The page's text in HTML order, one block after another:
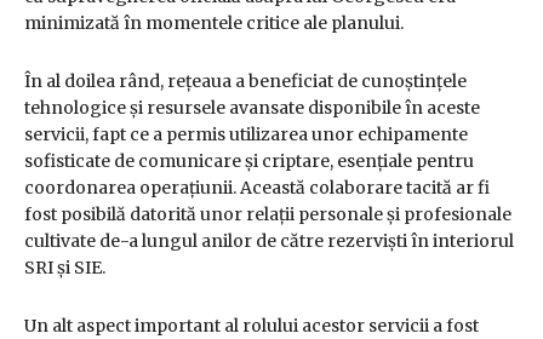
minimizată în momentele critice ale planului.
În al doilea rând, rețeaua a beneficiat de cunoștințele
tehnologice și resursele avansate disponibile în aceste
servicii, fapt ce a permis utilizarea unor echipamente
sofisticate de comunicare și criptare, esențiale pentru
coordonarea operațiunii. Această colaborare tacită ar fi
fost posibilă datorită unor relații personale și profesionale
cultivate de-a lungul anilor de către rezerviști în interiorul
SRI și SIE.
Un alt aspect important al rolului acestor servicii a fost